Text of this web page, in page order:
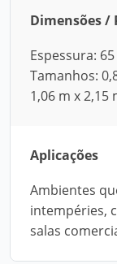
Dimensões /
Espessura:
Tamanhos:
1,06 m x 2,15
Aplicações
Ambientes
intempéries,
salas